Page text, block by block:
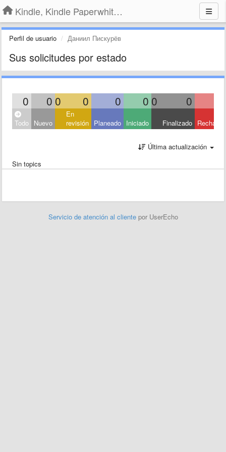
Kindle, Kindle Paperwhite, Kindle Voyage
Perfil de usuario Даниил Пискурёв
Sus solicitudes por estado
0 0 0 0 0 0 0 0
Todo Nuevo
En
revisión Planeado Iniciado Finalizado
Última actualización
Sin topics
Servicio de atención al cliente por UserEcho